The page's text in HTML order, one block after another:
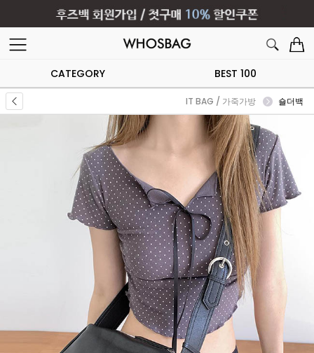
CATEGORY BEST 100
IT BAG / 가죽가방 숄더백